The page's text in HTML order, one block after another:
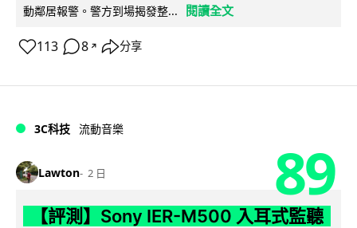
動鄰居報警。警方到場揭發整...
閱讀全文
113 8 ↗ 分享
3C科技 流動音樂
Lawton 2 日 89
【評測】Sony IER-M500 入耳式監聽